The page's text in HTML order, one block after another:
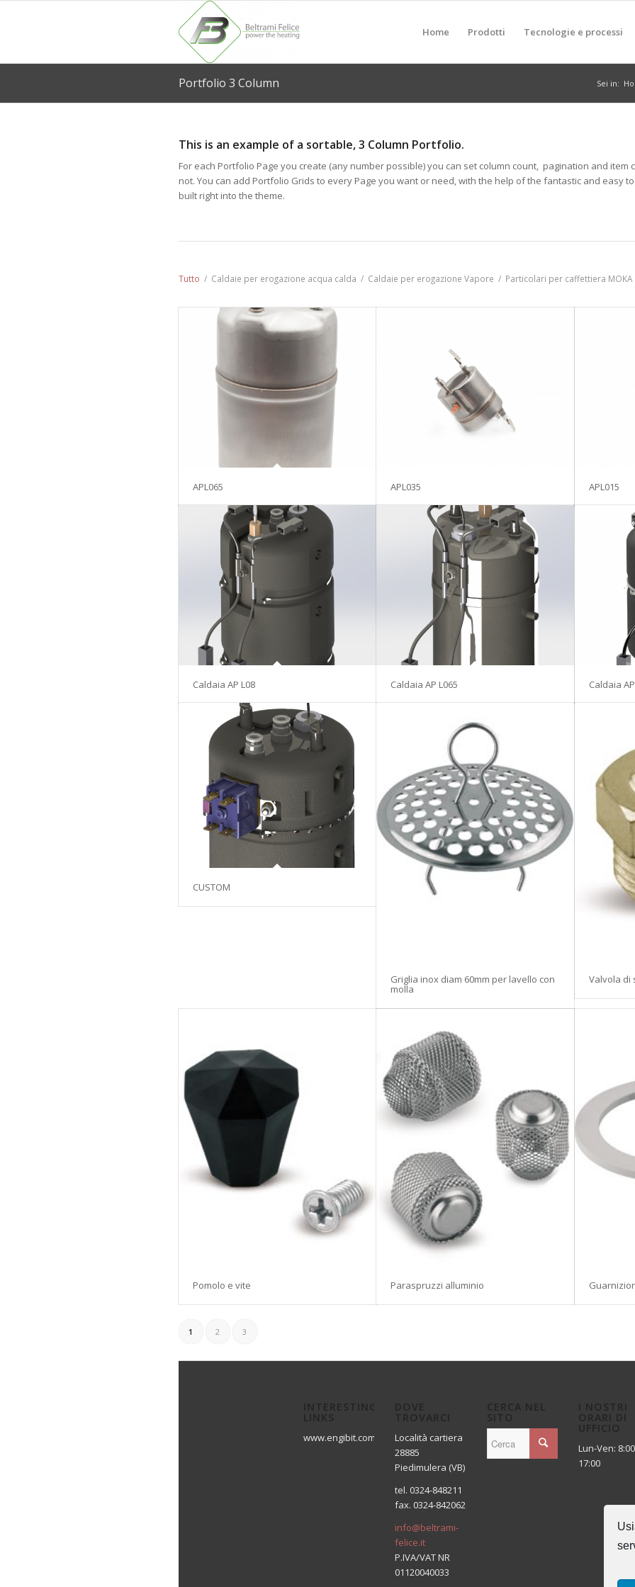
Home Prodotti Tecnologie e processi
Portfolio 3 Column Sei in:
This is an example of a sortable, 3 Column Portfolio.
For each Portfolio Page you create (any number possible) you can set column count, pagination and item
not. You can add Portfolio Grids to every Page you want or need, with the help of the fantastic and easy
built right into the theme.
Tutto / Caldaie per erogazione acqua calda / Caldaie per erogazione Vapore / Particolari per caffettiera MOKA
APL065 APL035 APL015
Caldaia AP L08 Caldaia AP L065 Caldaia
CUSTOM
Griglia inox diam 60mm per lavello con
molla
Valvola di
Pomolo e vite Paraspruzzi alluminio
1 2 3
INTERESTING
LINKS
www.engibit.com
DOVE
TROVARCI
Località cartiera
28885
Piedimulera (VB)
tel. 0324-848211
fax. 0324-842062
info@beltrami-
felice.it
P.IVA/VAT NR
01120040033
CERCA NEL
SITO
I NOSTRI
ORARI DI
UFFICIO
Lun-Ven:
17:00